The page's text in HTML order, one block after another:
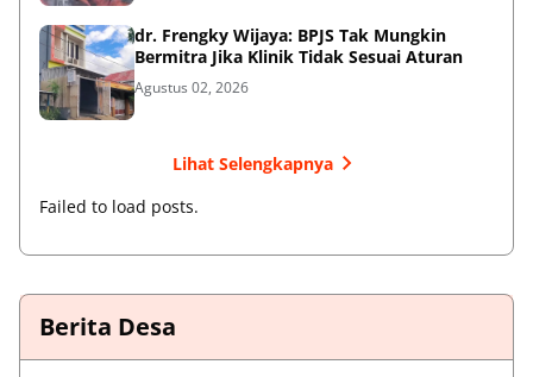
dr. Frengky Wijaya: BPJS Tak Mungkin
Bermitra Jika Klinik Tidak Sesuai Aturan
Agustus 02, 2026
Lihat Selengkapnya
Failed to load posts.
Berita Desa